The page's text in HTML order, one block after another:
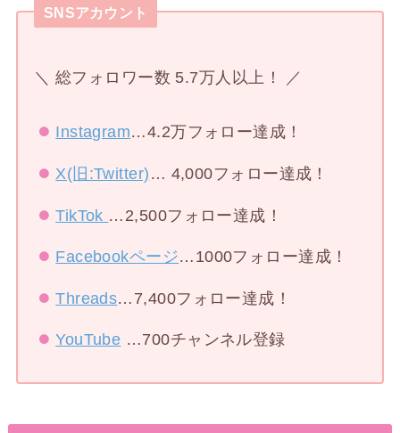
SNSアカウント
＼ 総フォロワー数 5.7万人以上！ ／
Instagram…4.2万フォロー達成！
X(旧:Twitter) … 4,000フォロー達成！
TikTok …2,500フォロー達成！
Facebookページ…1000フォロー達成！
Threads…7,400フォロー達成！
YouTube …700チャンネル登録